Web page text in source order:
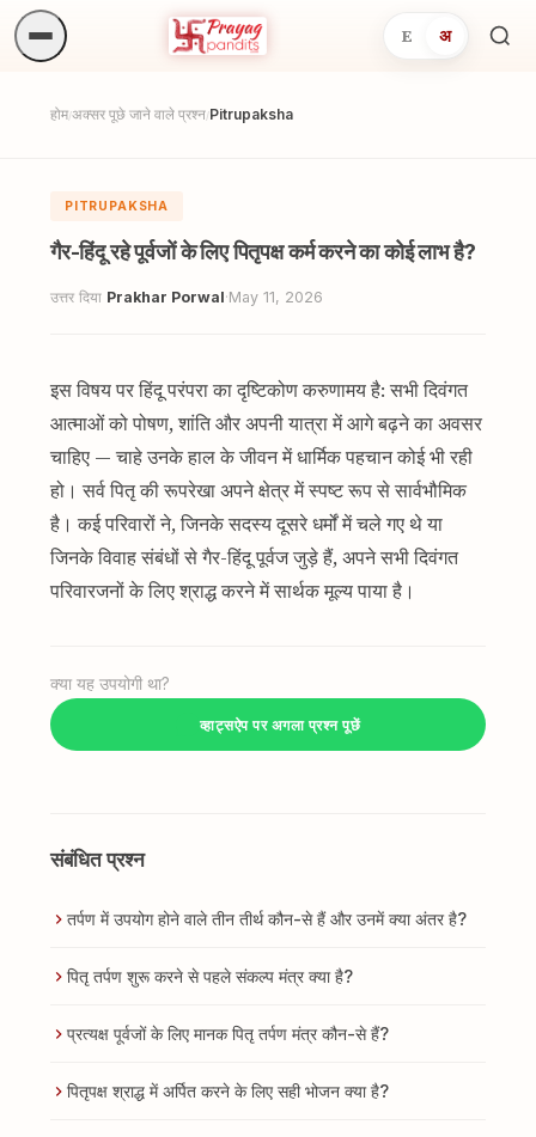
E अ
होम/अक्सर पूछे जाने वाले प्रश्न/Pitrupaksha
PITRUPAKSHA
गैर-हिंदू रहे पूर्वजों के लिए पितृपक्ष कर्म करने का कोई लाभ है?
उत्तर दिया Prakhar Porwal·May 11, 2026
इस विषय पर हिंदू परंपरा का दृष्टिकोण करुणामय है: सभी दिवंगत
आत्माओं को पोषण, शांति और अपनी यात्रा में आगे बढ़ने का अवसर
चाहिए — चाहे उनके हाल के जीवन में धार्मिक पहचान कोई भी रही
हो। सर्व पितृ की रूपरेखा अपने क्षेत्र में स्पष्ट रूप से सार्वभौमिक
है। कई परिवारों ने, जिनके सदस्य दूसरे धर्मों में चले गए थे या
जिनके विवाह संबंधों से गैर-हिंदू पूर्वज जुड़े हैं, अपने सभी दिवंगत
परिवारजनों के लिए श्राद्ध करने में सार्थक मूल्य पाया है।
क्या यह उपयोगी था?
व्हाट्सऐप पर अगला प्रश्न पूछें
संबंधित प्रश्न
तर्पण में उपयोग होने वाले तीन तीर्थ कौन-से हैं और उनमें क्या अंतर है?
पितृ तर्पण शुरू करने से पहले संकल्प मंत्र क्या है?
प्रत्यक्ष पूर्वजों के लिए मानक पितृ तर्पण मंत्र कौन-से हैं?
पितृपक्ष श्राद्ध में अर्पित करने के लिए सही भोजन क्या है?